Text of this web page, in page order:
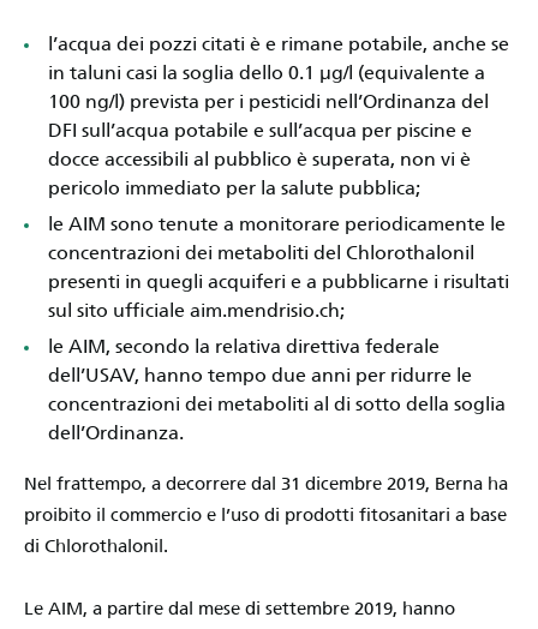
l’acqua dei pozzi citati è e rimane potabile, anche se
in taluni casi la soglia dello 0.1 μg/l (equivalente a
100 ng/l) prevista per i pesticidi nell’Ordinanza del
DFI sull’acqua potabile e sull’acqua per piscine e
docce accessibili al pubblico è superata, non vi è
pericolo immediato per la salute pubblica;
le AIM sono tenute a monitorare periodicamente le
concentrazioni dei metaboliti del Chlorothalonil
presenti in quegli acquiferi e a pubblicarne i risultati
sul sito ufficiale aim.mendrisio.ch;
le AIM, secondo la relativa direttiva federale
dell’USAV, hanno tempo due anni per ridurre le
concentrazioni dei metaboliti al di sotto della soglia
dell’Ordinanza.
Nel frattempo, a decorrere dal 31 dicembre 2019, Berna ha
proibito il commercio e l’uso di prodotti fitosanitari a base
di Chlorothalonil.
Le AIM, a partire dal mese di settembre 2019, hanno